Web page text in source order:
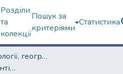
Розділи
та
колекції
Пошук за
критеріями
Статистика
Факультет геології, географіії, рекреації і туризму
Наукові роботи студентів та аспірантів. Факультет геології, географіії, рекреації і туризму